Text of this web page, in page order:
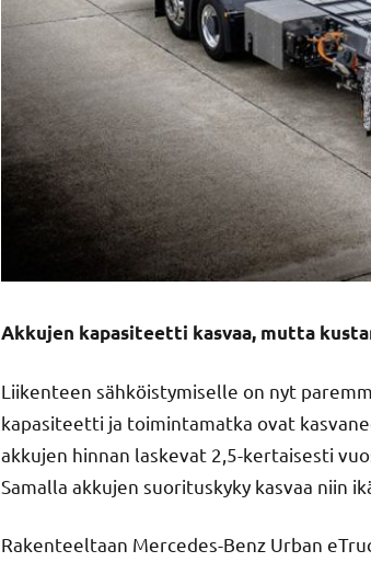
Akkujen kapasiteetti kasvaa, mutta
Liikenteen sähköistymiselle on nyt
kapasiteetti ja toimintamatka ovat
akkujen hinnan laskevat 2,5-kertaisesti
Samalla akkujen suorituskyky kasvaa niin
Rakenteeltaan Mercedes-Benz Urban